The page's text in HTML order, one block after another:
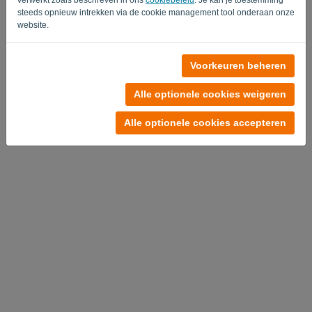
steeds opnieuw intrekken via de cookie management tool onderaan onze
website.
Voorkeuren beheren
Alle optionele cookies weigeren
Alle optionele cookies accepteren
Probeer nu gratis
Algemene voorwaarden